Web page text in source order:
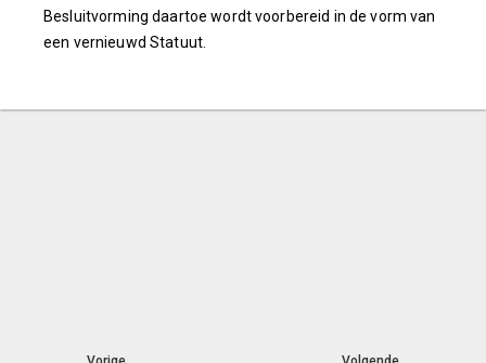
Besluitvorming daartoe wordt voorbereid in de vorm van
een vernieuwd Statuut.